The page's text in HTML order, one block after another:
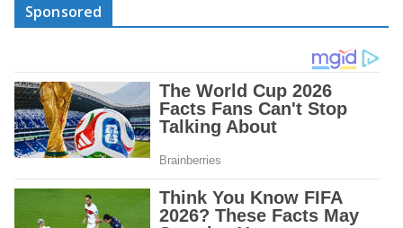
Sponsored